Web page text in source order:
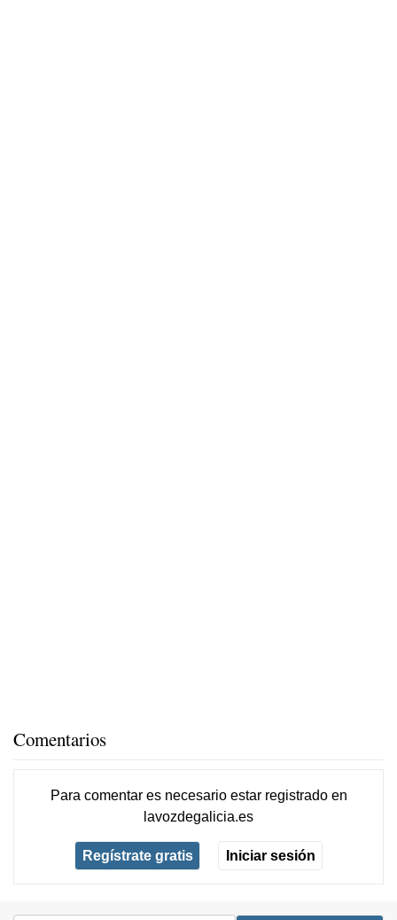
Comentarios
Para comentar es necesario estar registradoen
lavozdegalicia.es
Regístrate gratis Iniciar sesión